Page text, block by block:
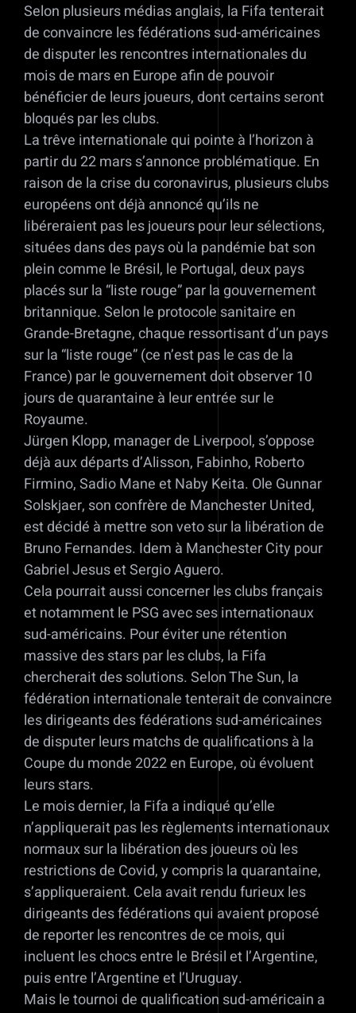
Selon plusieurs médias anglais, la Fifa tenterait
de convaincre les fédérations sud-américaines
de disputer les rencontres internationales du
mois de mars en Europe afin de pouvoir
bénéficier de leurs joueurs, dont certains seront
bloqués par les clubs.
La trêve internationale qui pointe à l’horizon à
partir du 22 mars s’annonce problématique. En
raison de la crise du coronavirus, plusieurs clubs
européens ont déjà annoncé qu’ils ne
libéreraient pas les joueurs pour leur sélections,
situées dans des pays où la pandémie bat son
plein comme le Brésil, le Portugal, deux pays
placés sur la “liste rouge” par la gouvernement
britannique. Selon le protocole sanitaire en
Grande-Bretagne, chaque ressortisant d’un pays
sur la “liste rouge” (ce n’est pas le cas de la
France) par le gouvernement doit observer 10
jours de quarantaine à leur entrée sur le
Royaume.
Jürgen Klopp, manager de Liverpool, s’oppose
déjà aux départs d’Alisson, Fabinho, Roberto
Firmino, Sadio Mane et Naby Keita. Ole Gunnar
Solskjaer, son confrère de Manchester United,
est décidé à mettre son veto sur la libération de
Bruno Fernandes. Idem à Manchester City pour
Gabriel Jesus et Sergio Aguero.
Cela pourrait aussi concerner les clubs français
et notamment le PSG avec ses internationaux
sud-américains. Pour éviter une rétention
massive des stars par les clubs, la Fifa
chercherait des solutions. Selon The Sun, la
fédération internationale tenterait de convaincre
les dirigeants des fédérations sud-américaines
de disputer leurs matchs de qualifications à la
Coupe du monde 2022 en Europe, où évoluent
leurs stars.
Le mois dernier, la Fifa a indiqué qu’elle
n’appliquerait pas les règlements internationaux
normaux sur la libération des joueurs où les
restrictions de Covid, y compris la quarantaine,
s’appliqueraient. Cela avait rendu furieux les
dirigeants des fédérations qui avaient proposé
de reporter les rencontres de ce mois, qui
incluent les chocs entre le Brésil et l’Argentine,
puis entre l’Argentine et l’Uruguay.
Mais le tournoi de qualification sud-américain a